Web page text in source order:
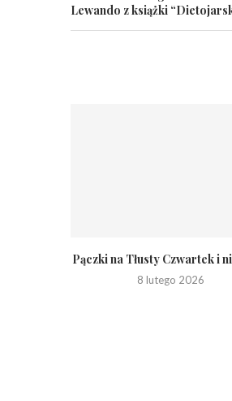
Lewando z książki
Pączki na Tłusty Czwartek i
8 lutego 2026